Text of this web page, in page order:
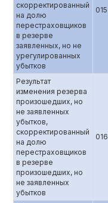
скорректированный
на долю
перестраховщиков
в резерве
заявленных, но не
урегулированных
убытков
015
Результат
изменения резерва
произошедших, но
не заявленных
убытков,
скорректированный
на долю
перестраховщиков
в резерве
произошедших, но
не заявленных
убытков
016